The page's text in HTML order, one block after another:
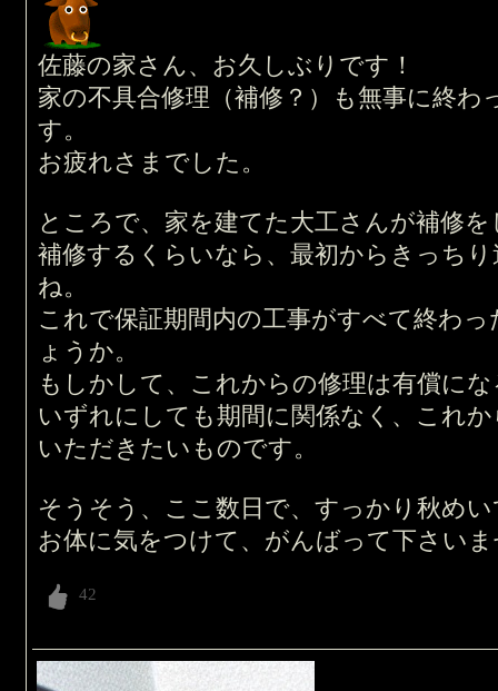
佐藤の家さん、お久しぶりです！
家の不具合修理（補修？）も無事に終わ
す。
お疲れさまでした。
ところで、家を建てた大工さんが補修
補修するくらいなら、最初からきっち
ね。
これで保証期間内の工事がすべて終わ
ょうか。
もしかして、これからの修理は有償に
いずれにしても期間に関係なく、これ
いただきたいものです。
そうそう、ここ数日で、すっかり秋め
お体に気をつけて、がんばって下さい